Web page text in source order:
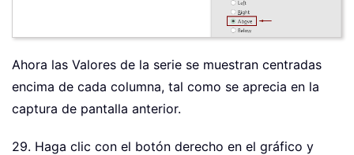
Ahora las Valores de la serie se muestran centradas
encima de cada columna, tal como se aprecia en la
captura de pantalla anterior.
29. Haga clic con el botón derecho en el gráfico y